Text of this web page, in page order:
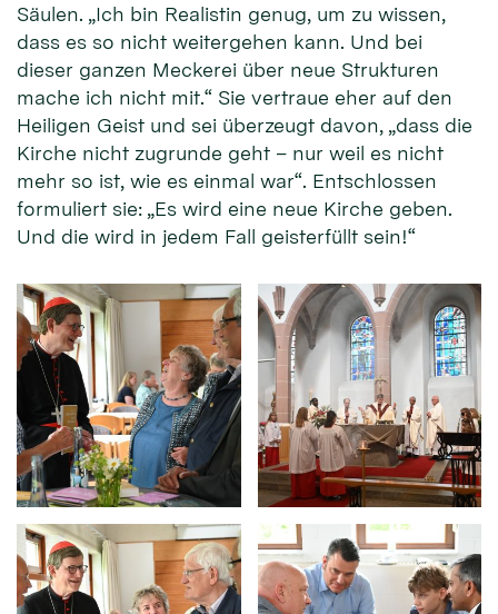
Säulen. „Ich bin Realistin genug, um zu wissen,
dass es so nicht weitergehen kann. Und bei
dieser ganzen Meckerei über neue Strukturen
mache ich nicht mit.“ Sie vertraue eher auf den
Heiligen Geist und sei überzeugt davon, „dass die
Kirche nicht zugrunde geht – nur weil es nicht
mehr so ist, wie es einmal war“. Entschlossen
formuliert sie: „Es wird eine neue Kirche geben.
Und die wird in jedem Fall geisterfüllt sein!“